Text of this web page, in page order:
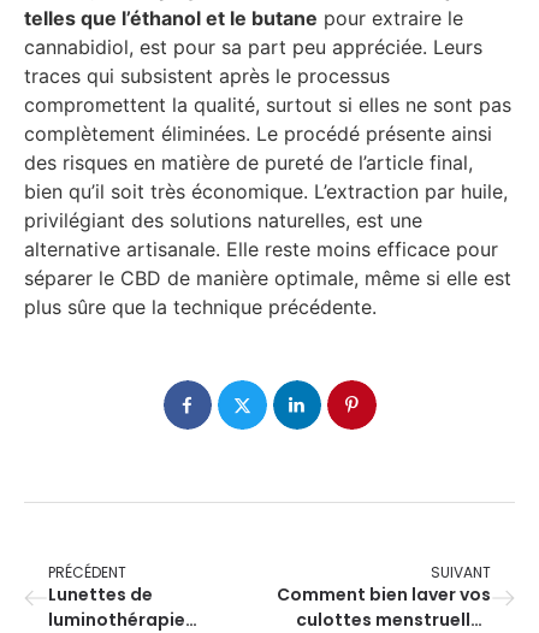
telles que l’éthanol et le butane pour extraire le
cannabidiol, est pour sa part peu appréciée. Leurs
traces qui subsistent après le processus
compromettent la qualité, surtout si elles ne sont pas
complètement éliminées. Le procédé présente ainsi
des risques en matière de pureté de l’article final,
bien qu’il soit très économique. L’extraction par huile,
privilégiant des solutions naturelles, est une
alternative artisanale. Elle reste moins efficace pour
séparer le CBD de manière optimale, même si elle est
plus sûre que la technique précédente.
PRÉCÉDENT
Lunettes de
luminothérapie
SUIVANT
Comment bien laver vos
culottes menstruelles